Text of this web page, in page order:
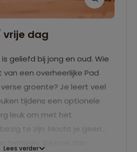
vrije dag
geliefd bij jong en oud. Wie
een overheerlijke Pad
groente? Je leert veel
tijdens een optionele
leuk om met het
te zijn. Mocht je geen
Lees verder